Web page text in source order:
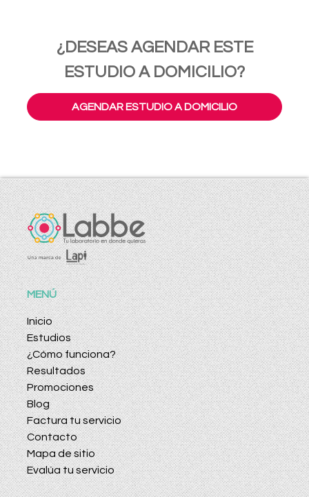
¿DESEAS AGENDAR ESTE
ESTUDIO A DOMICILIO?
AGENDAR ESTUDIO A DOMICILIO
MENÚ
Inicio
Estudios
¿Cómo funciona?
Resultados
Promociones
Blog
Factura tu servicio
Contacto
Mapa de sitio
Evalúa tu servicio